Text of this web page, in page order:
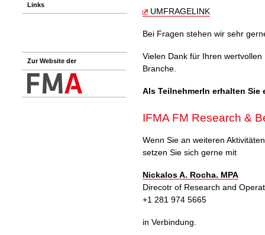
Links
Zur Website der
UMFRAGELINK
Bei Fragen stehen wir sehr
Vielen Dank für Ihren
Branche.
Als TeilnehmerIn erhalten
IFMA FM Research &
Wenn Sie an weiteren
setzen Sie sich gerne mit
Nickalos A. Rocha. MPA
Direcotr of Research and
+1 281 974 5665
in Verbindung.